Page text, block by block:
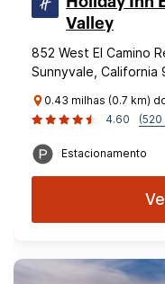
Valley
852 West El Camino
Sunnyvale,
0.43 milhas (0.7 km)
4.60
Estacionamento